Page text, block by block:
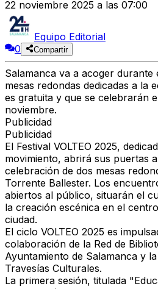
22 noviembre 2025 a las 07:00
Equipo Editorial
0
Compartir
Salamanca va a acoger durante
mesas redondas dedicadas a la
es gratuita y que se celebrarán
noviembre.
Publicidad
Publicidad
El Festival VOLTEO 2025,
movimiento, abrirá sus puertas
celebración de dos mesas
Torrente Ballester. Los
abiertos al público, situarán el
la creación escénica en el
ciudad.
El ciclo VOLTEO 2025 es
colaboración de la Red de
Ayuntamiento de Salamanca y
Travesías Culturales.
La primera sesión, titulada